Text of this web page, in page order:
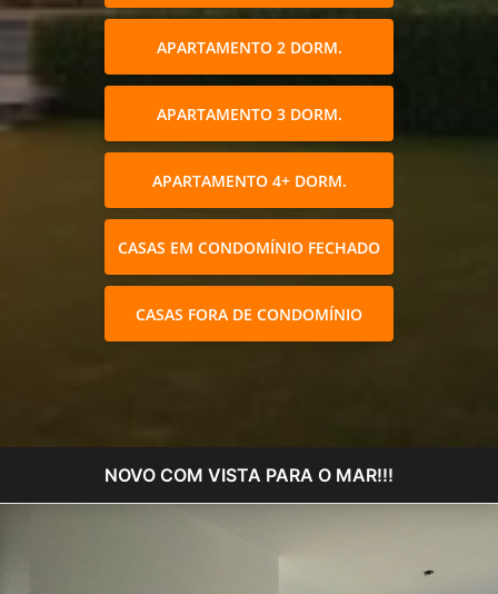
APARTAMENTO 2 DORM.
APARTAMENTO 3 DORM.
APARTAMENTO 4+ DORM.
CASAS EM CONDOMÍNIO FECHADO
CASAS FORA DE CONDOMÍNIO
NOVO COM VISTA PARA O MAR!!!